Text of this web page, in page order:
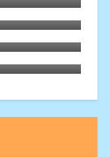
旋律に戦
X540YA
くて軽快
ンプロ